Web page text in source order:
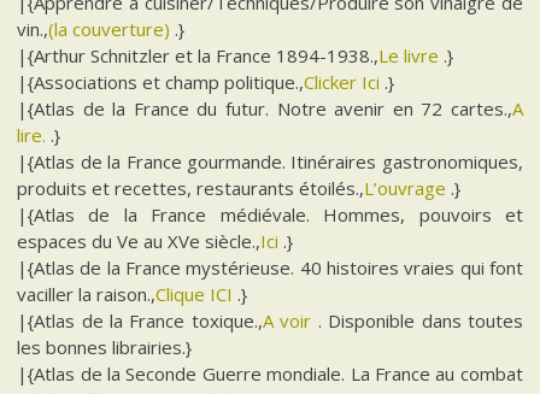
vin.,(la couverture) .}
|{Arthur Schnitzler et la France 1894-1938.,Le livre .}
|{Associations et champ politique.,Clicker Ici .}
|{Atlas de la France du futur. Notre avenir en 72 cartes.,A
lire. .}
|{Atlas de la France gourmande. Itinéraires gastronomiques,
produits et recettes, restaurants étoilés.,L’ouvrage .}
|{Atlas de la France médiévale. Hommes, pouvoirs et
espaces du Ve au XVe siècle.,Ici .}
|{Atlas de la France mystérieuse. 40 histoires vraies qui font
vaciller la raison.,Clique ICI .}
|{Atlas de la France toxique.,A voir . Disponible dans toutes
les bonnes librairies.}
|{Atlas de la Seconde Guerre mondiale. La France au combat